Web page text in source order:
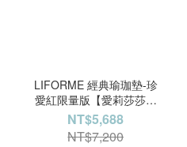
LIFORME 經典瑜珈墊-珍
愛紅限量版【愛莉莎莎專
屬】
NT$5,688
NT$7,200